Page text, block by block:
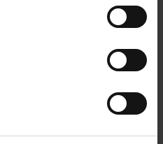
Angebote, Anzeigen
und Ihres
unserer
wir in anonymisierter